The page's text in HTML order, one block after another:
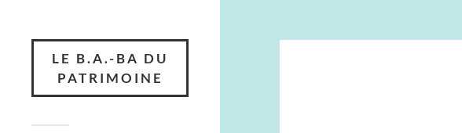
LE B.A.-BA DU
PATRIMOINE